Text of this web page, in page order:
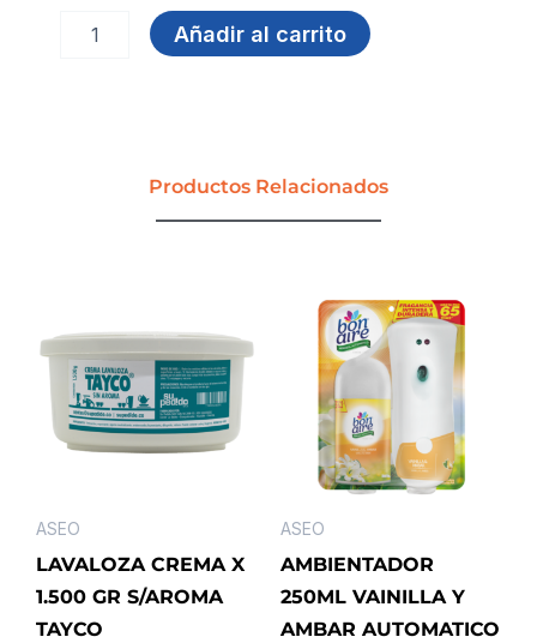
LIQUIDO
Añadir al carrito
Productos Relacionados
ASEO
LAVALOZA CREMA X
1.500 GR S/AROMA
TAYCO
ASEO
AMBIENTADOR
250ML VAINILLA Y
AMBAR AUTOMATICO